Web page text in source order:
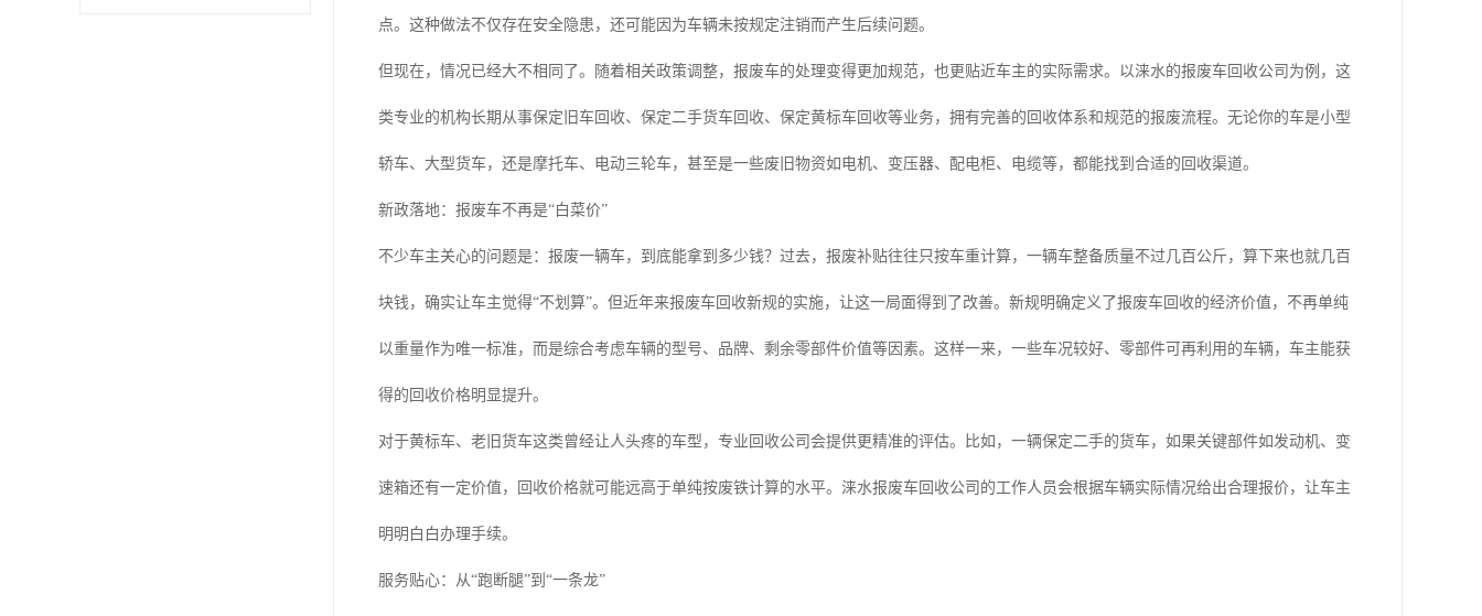
点。这种做法不仅存在安全隐患，还可能因为车辆未按规定注销而产生后续问题。
但现在，情况已经大不相同了。随着相关政策调整，报废车的处理变得更加规范，也更贴近车主的实际需求。以涞水的报废车回收公司为例，这
类专业的机构长期从事保定旧车回收、保定二手货车回收、保定黄标车回收等业务，拥有完善的回收体系和规范的报废流程。无论你的车是小型
轿车、大型货车，还是摩托车、电动三轮车，甚至是一些废旧物资如电机、变压器、配电柜、电缆等，都能找到合适的回收渠道。
新政落地：报废车不再是“白菜价”
不少车主关心的问题是：报废一辆车，到底能拿到多少钱？过去，报废补贴往往只按车重计算，一辆车整备质量不过几百公斤，算下来也就几百
块钱，确实让车主觉得“不划算”。但近年来报废车回收新规的实施，让这一局面得到了改善。新规明确定义了报废车回收的经济价值，不再单纯
以重量作为唯一标准，而是综合考虑车辆的型号、品牌、剩余零部件价值等因素。这样一来，一些车况较好、零部件可再利用的车辆，车主能获
得的回收价格明显提升。
对于黄标车、老旧货车这类曾经让人头疼的车型，专业回收公司会提供更精准的评估。比如，一辆保定二手的货车，如果关键部件如发动机、变
速箱还有一定价值，回收价格就可能远高于单纯按废铁计算的水平。涞水报废车回收公司的工作人员会根据车辆实际情况给出合理报价，让车主
明明白白办理手续。
服务贴心：从“跑断腿”到“一条龙”